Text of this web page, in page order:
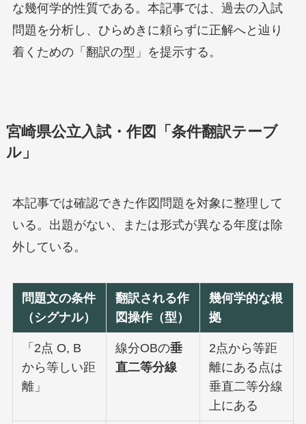
な幾何学的性質である。本記事では、過去の入試
問題を分析し、ひらめきに頼らずに正解へと辿り
着くための「翻訳の型」を提示する。
宮崎県公立入試・作図「条件翻訳テーブ
ル」
本記事では確認できた作図問題を対象に整理して
いる。出題がない、または形式が異なる年度は除
外している。
問題文の条件
（シグナル）
翻訳される作
図操作（型）
幾何学的な根
拠
「2点 O, B
から等しい距
離」
線分OBの垂
直二等分線
2点から等距
離にある点は
垂直二等分線
上にある